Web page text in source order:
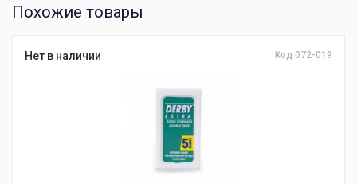
Похожие товары
Нет в наличии Код 072-019